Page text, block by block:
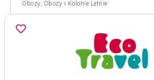
Obozy, Obozy i Kolonie Letnie